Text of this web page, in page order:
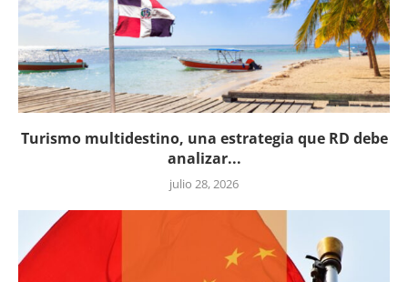
Turismo multidestino, una estrategia que RD debe
analizar...
julio 28, 2026